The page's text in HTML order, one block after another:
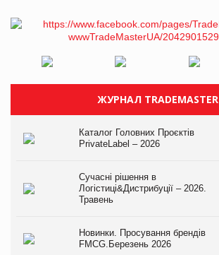
ЖУРНАЛ TRADEMASTER
Каталог Головних Проєктів
PrivateLabel – 2026
Сучасні рішення в
Логістиці&Дистрибуції – 2026.
Травень
Новинки. Просування брендів
FMCG.Березень 2026